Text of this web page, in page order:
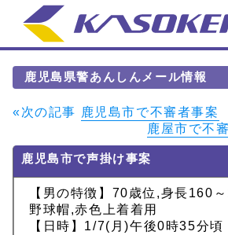
鹿児島県警あんしんメール情報
«次の記事 鹿児島市で不審者事案
鹿屋市で不
鹿児島市で声掛け事案
【男の特徴】70歳位,身長160
野球帽,赤色上着着用
【日時】1/7(月)午後0時35分頃